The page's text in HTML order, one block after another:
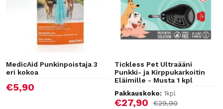
MedicAid Punkinpoistaja 3
eri kokoa
Alennushinta
€5,90
Tickless Pet Ultraääni
Punkki- ja Kirppukarkoitin
Eläimille - Musta 1 kpl
Pakkauskoko: 1kpl
Alennushinta
€27,90 Normaalihinta
€29,90